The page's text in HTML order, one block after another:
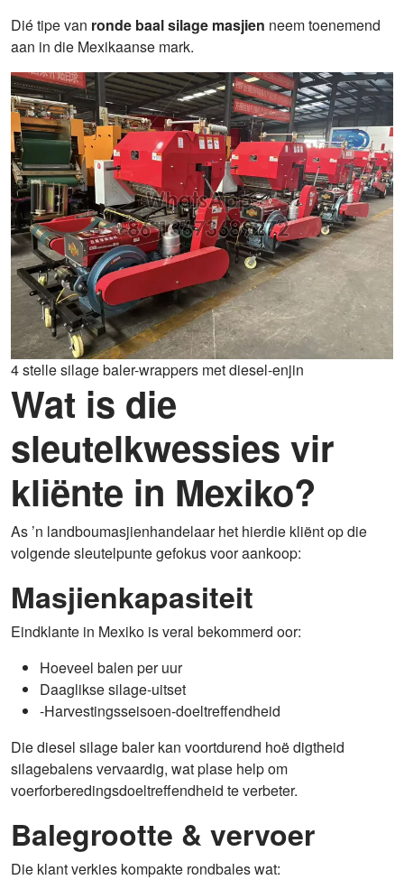
Dié tipe van ronde baal silage masjien neem toenemend
aan in die Mexikaanse mark.
4 stelle silage baler-wrappers met diesel-enjin
Wat is die
sleutelkwessies vir
kliënte in Mexiko?
As ’n landboumasjienhandelaar het hierdie kliënt op die
volgende sleutelpunte gefokus voor aankoop:
Masjienkapasiteit
Eindklante in Mexiko is veral bekommerd oor:
Hoeveel balen per uur
Daaglikse silage-uitset
-Harvestingsseisoen-doeltreffendheid
Die diesel silage baler kan voortdurend hoë digtheid
silagebalens vervaardig, wat plase help om
voerforberedingsdoeltreffendheid te verbeter.
Balegrootte & vervoer
Die klant verkies kompakte rondbales wat: